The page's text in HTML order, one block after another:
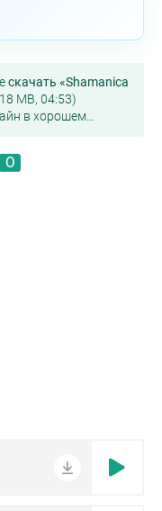
скачать «Shamanica
MB, 04:53)
в хорошем
0